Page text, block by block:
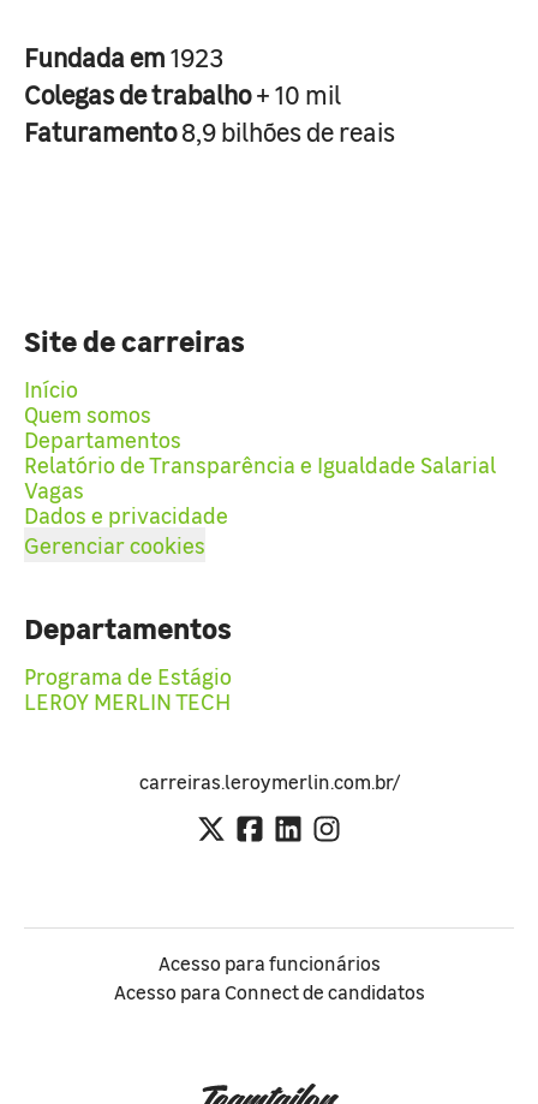
Fundada em1923
Colegas de trabalho+ 10 mil
Faturamento8,9 bilhões de reais
Site de carreiras
Início
Quem somos
Departamentos
Relatório de Transparência e Igualdade Salarial
Vagas
Dados e privacidade
Gerenciar cookies
Departamentos
Programa de Estágio
LEROY MERLIN TECH
carreiras.leroymerlin.com.br/
Acesso para funcionários
Acesso para Connect de candidatos